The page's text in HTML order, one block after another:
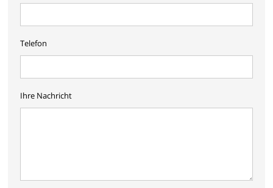
Telefon
Ihre Nachricht